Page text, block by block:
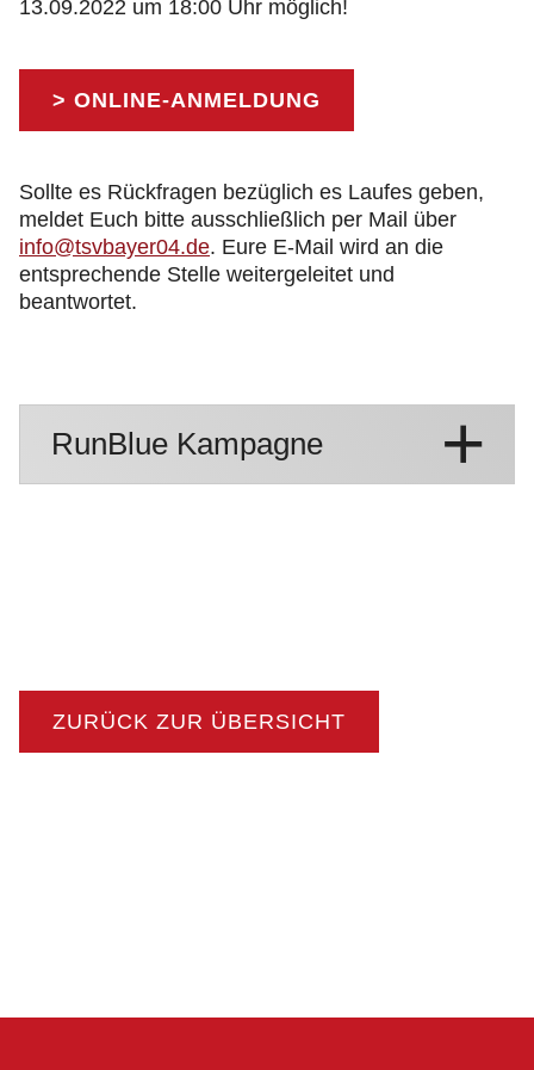
13.09.2022 um 18:00 Uhr möglich!
> ONLINE-ANMELDUNG
Sollte es Rückfragen bezüglich es Laufes geben,
meldet Euch bitte ausschließlich per Mail über
info@tsvbayer04.de. Eure E-Mail wird an die
entsprechende Stelle weitergeleitet und
beantwortet.
RunBlue Kampagne
ZURÜCK ZUR ÜBERSICHT